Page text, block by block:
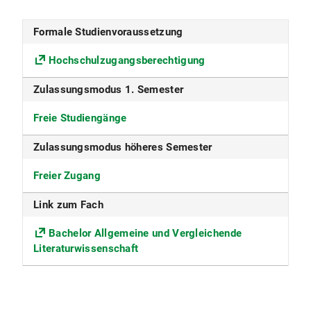
Studiensprache
Deutsch
Konsekutiver Master möglich
Ja
Fakultät
Fakultät für Sprach- und
Literaturwissenschaften
Sprach- und Kulturwissenschaft
Formale Studienvoraussetzung
Hochschulzugangsberechtigung
Zulassungsmodus 1. Semester
Freie Studiengänge
Zulassungsmodus höheres Semester
Freier Zugang
Link zum Fach
Bachelor Allgemeine und Vergleichende
Literaturwissenschaft